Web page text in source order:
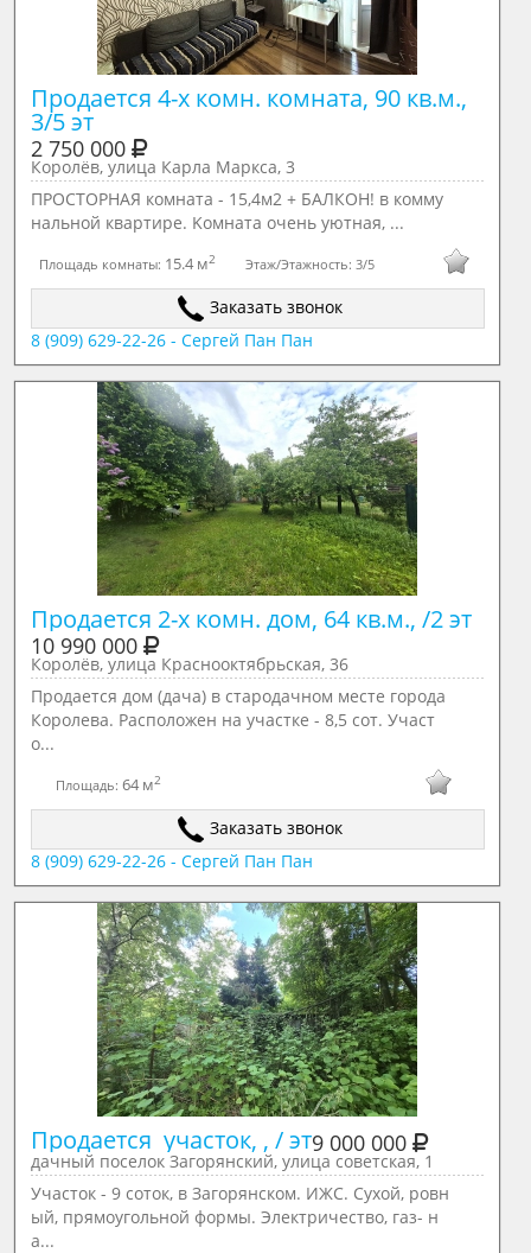
Продается 4-х комн. комната, 90 кв.м.,
3/5 эт
2 750 000
Королёв, улица Карла Маркса, 3
ПPOСTОРНAЯ комната - 15,4м2 + БАЛКОН! в комму
нальной кваpтирe. Kомнатa oчень уютнaя, ...
Площадь комнаты: 15.4 м2 Этаж/Этажность:3/5
Заказать звонок
8 (909) 629-22-26 - Сергей Пан Пан
Продается 2-х комн. дом, 64 кв.м., /2 эт
10 990 000
Королёв, улица Краснооктябрьская, 36
Продается дом (дача) в стародачном месте города
Королева. Расположен на участке - 8,5 сот. Участ
о...
Площадь:64 м2
Заказать звонок
8 (909) 629-22-26 - Сергей Пан Пан
Продается  участок, , / эт9 000 000
дачный поселок Загорянский, улица советская, 1
Участок - 9 соток, в Загорянском. ИЖС. Сухой, ровн
ый, прямоугольной формы. Электричество, газ- н
а...